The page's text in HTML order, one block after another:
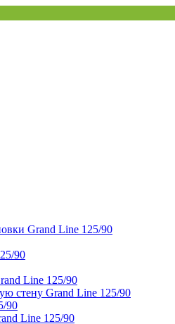
Grand Line 125/90
90
Line 125/90
стену Grand Line 125/90
90
Line 125/90